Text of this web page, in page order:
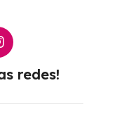
redes!